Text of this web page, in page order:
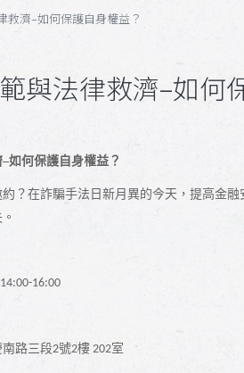
救濟–如何保護自身權益？
與法律救濟–如何
如何保護自身權益？
？在詐騙手法日新月異的今天，提高金
16:00
路三段2號2樓 202室